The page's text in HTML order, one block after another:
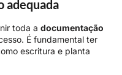
adequada
toda a documentação
É fundamental ter
escritura e planta